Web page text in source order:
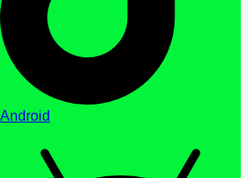
Android